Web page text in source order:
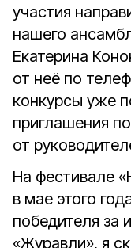
участия
нашего
Екатерина
от неё по
конкурсы уже
приглашения
от
На фестивале
в мае этого
победителя за
«Журавли», я